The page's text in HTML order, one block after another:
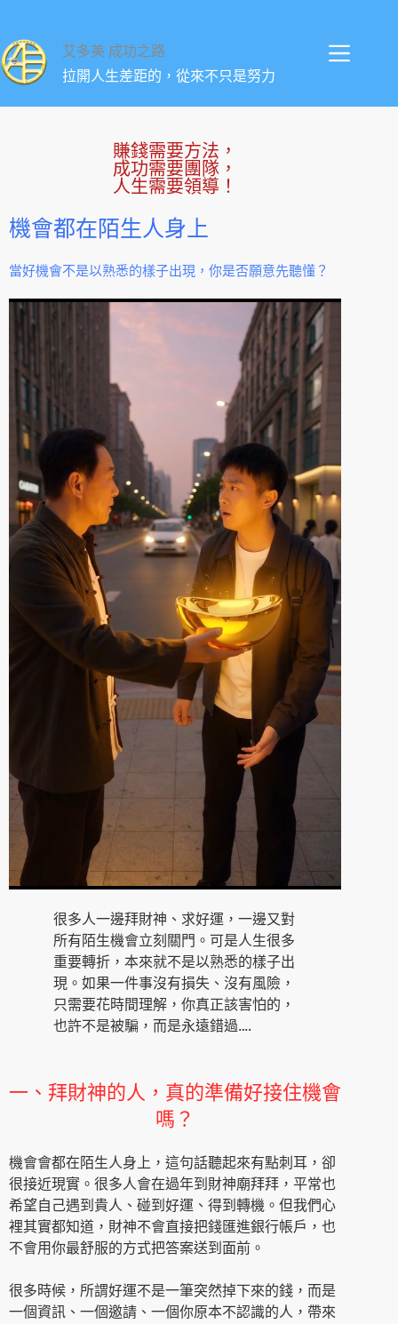
艾多美 成功之路
拉開人生差距的，從來不只是努力
賺錢需要方法，
成功需要團隊，
人生需要領導！
機會都在陌生人身上
當好機會不是以熟悉的樣子出現，你是否願意先聽懂？
很多人一邊拜財神、求好運，一邊又對
所有陌生機會立刻關門。可是人生很多
重要轉折，本來就不是以熟悉的樣子出
現。如果一件事沒有損失、沒有風險，
只需要花時間理解，你真正該害怕的，
也許不是被騙，而是永遠錯過….
一、拜財神的人，真的準備好接住機會
嗎？
機會會都在陌生人身上，這句話聽起來有點刺耳，卻
很接近現實。很多人會在過年到財神廟拜拜，平常也
希望自己遇到貴人、碰到好運、得到轉機。但我們心
裡其實都知道，財神不會直接把錢匯進銀行帳戶，也
不會用你最舒服的方式把答案送到面前。
很多時候，所謂好運不是一筆突然掉下來的錢，而是
一個資訊、一個邀請、一個你原本不認識的人，帶來